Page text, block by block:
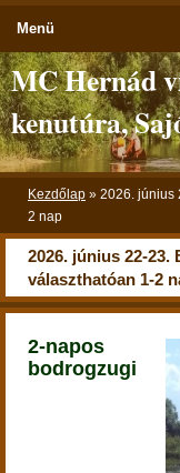
MC Hernád
kenutúra,
Kezdőlap » 2026. június
2 nap
2026. június 22-
választhatóan 1-2
2-napos
bodrogzugi
Menü